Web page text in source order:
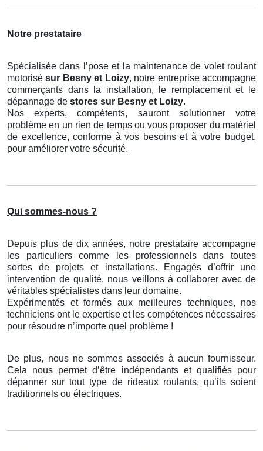
Notre prestataire
Spécialisée dans l’pose et la maintenance de volet roulant
motorisésur Besny et Loizy, notre entreprise accompagne
commerçants dans la installation, le remplacement et le
dépannage de stores sur Besny et Loizy.
Nos experts, compétents, sauront solutionner votre
problème en un rien de temps ou vous proposer du matériel
de excellence, conforme à vos besoins et à votre budget,
pour améliorer votre sécurité.
Qui sommes-nous ?
Depuis plus de dix années, notre prestataire accompagne
les particuliers comme les professionnels dans toutes
sortes de projets et installations. Engagés d’offrir une
intervention de qualité, nous veillons à collaborer avec de
véritables spécialistes dans leur domaine.
Expérimentés et formés aux meilleures techniques, nos
techniciens ont le expertise et les compétences nécessaires
pour résoudre n’importe quel problème !
De plus, nous ne sommes associés à aucun fournisseur.
Cela nous permet d’être indépendants et qualifiés pour
dépanner sur tout type de rideaux roulants, qu’ils soient
traditionnels ou électriques.